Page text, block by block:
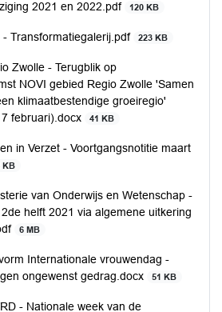
2021 en 2022.pdf 120 KB
- Transformatiegalerij.pdf 223 KB
Zwolle - Terugblik op
NOVI gebied Regio Zwolle 'Samen
klimaatbestendige groeiregio'
februari).docx
41 KB
in Verzet - Voortgangsnotitie maart
KB
van Onderwijs en Wetenschap -
helft 2021 via algemene uitkering
6 MB
Internationale vrouwendag -
ongewenst gedrag.docx
51 KB
- Nationale week van de